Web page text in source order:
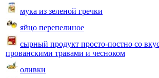
мука из зеленой гречки
яйцо перепелиное
сырный продукт просто-постно со
прованскими травами и чесноком
оливки